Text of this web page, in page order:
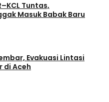
Tuntas,
Masuk Babak Baru
Evakuasi Lintasi
di Aceh